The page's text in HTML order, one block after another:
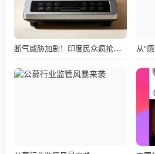
断气威胁加剧！印度民众疯抢电磁炉 制造商将从中国空运部件